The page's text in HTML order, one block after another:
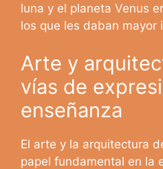
luna y el planeta Venus
los que les daban mayor
Arte y
vías de
enseñanza
El arte y la arquitectura
papel fundamental en la